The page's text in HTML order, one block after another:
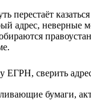
перестаёт
адрес, неверные
ЕГРН, сверить
бумаги,